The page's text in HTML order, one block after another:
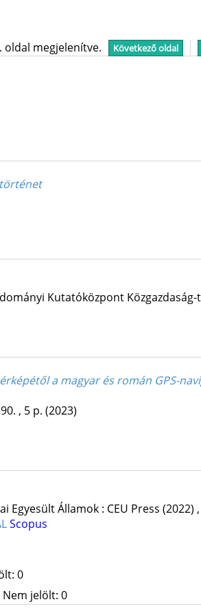
oldal megjelenítve. Következő oldal
Kutatóközpont
a magyar és román GPS-
, 5 p. (2023)
Egyesült Államok : CEU Press (2022) ,
Scopus
0
Nem jelölt: 0